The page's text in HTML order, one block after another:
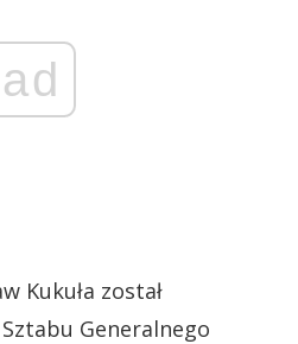
ad
Kukuła został
Generalnego